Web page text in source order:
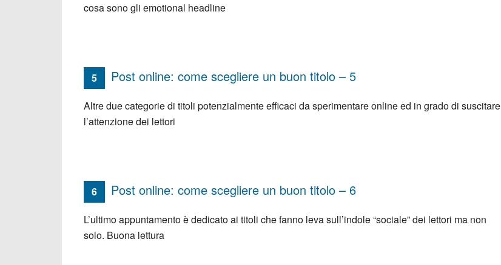
cosa sono gli emotional headline
5 Post online: come scegliere un buon titolo – 5
Altre due categorie di titoli potenzialmente efficaci da sperimentare online ed in grado di suscitare
l’attenzione dei lettori
6 Post online: come scegliere un buon titolo – 6
L’ultimo appuntamento è dedicato ai titoli che fanno leva sull’indole “sociale” dei lettori ma non
solo. Buona lettura